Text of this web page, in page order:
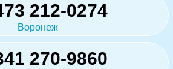
212-0274
Воронеж
270-9860